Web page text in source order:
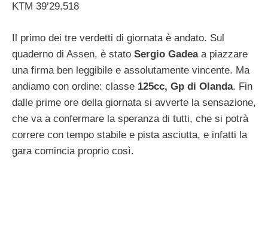
KTM 39’29.518
Il primo dei tre verdetti di giornata è andato. Sul
quaderno di Assen, è stato Sergio Gadea a piazzare
una firma ben leggibile e assolutamente vincente. Ma
andiamo con ordine: classe 125cc, Gp di Olanda. Fin
dalle prime ore della giornata si avverte la sensazione,
che va a confermare la speranza di tutti, che si potrà
correre con tempo stabile e pista asciutta, e infatti la
gara comincia proprio così.